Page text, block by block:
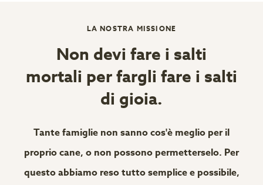
LA NOSTRA MISSIONE
Non devi fare i salti
mortali per fargli fare i salti
di gioia.
Tante famiglie non sanno cos'è meglio per il
proprio cane, o non possono permetterselo. Per
questo abbiamo reso tutto semplice e possibile,